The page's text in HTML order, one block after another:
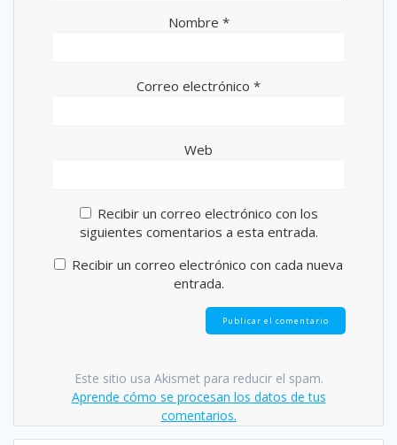
Nombre *
Correo electrónico *
Web
Recibir un correo electrónico con los
siguientes comentarios a esta entrada.
Recibir un correo electrónico con cada nueva
entrada.
Este sitio usa Akismet para reducir el spam.
Aprende cómo se procesan los datos de tus
comentarios.